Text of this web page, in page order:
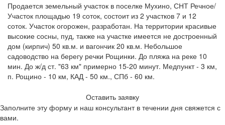
Продается земельный участок в поселке Мухино, СНТ Речное/
Участок площадью 19 соток, состоит из 2 участков 7 и 12
соток. Участок огорожен, разработан. На территории красивые
высокие сосны, пуд, также на участке имеется не достроенный
дом (кирпич) 50 кв.м. и вагончик 20 кв.м. Небольшое
садоводство на берегу речки Рощинки. До пляжа на реке 10
мин. До ж/д ст. "63 км" примерно 15-20 минут. Медпункт - 3 км,
п. Рощино - 10 км, КАД - 50 км., СПб - 60 км.
Оставить заявку
Заполните эту форму и наш консультант в течении дня свяжется с
вами.